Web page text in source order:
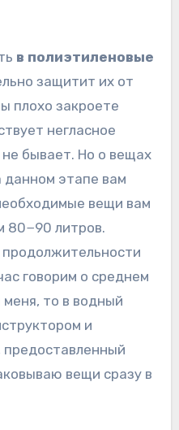
в полиэтиленовые
защитит их от
плохо закроете
негласное
бывает. Но о вещах
данном этапе вам
вещи вам
80−90 литров.
продолжительности
говорим о среднем
то в водный
и
вещи сразу в